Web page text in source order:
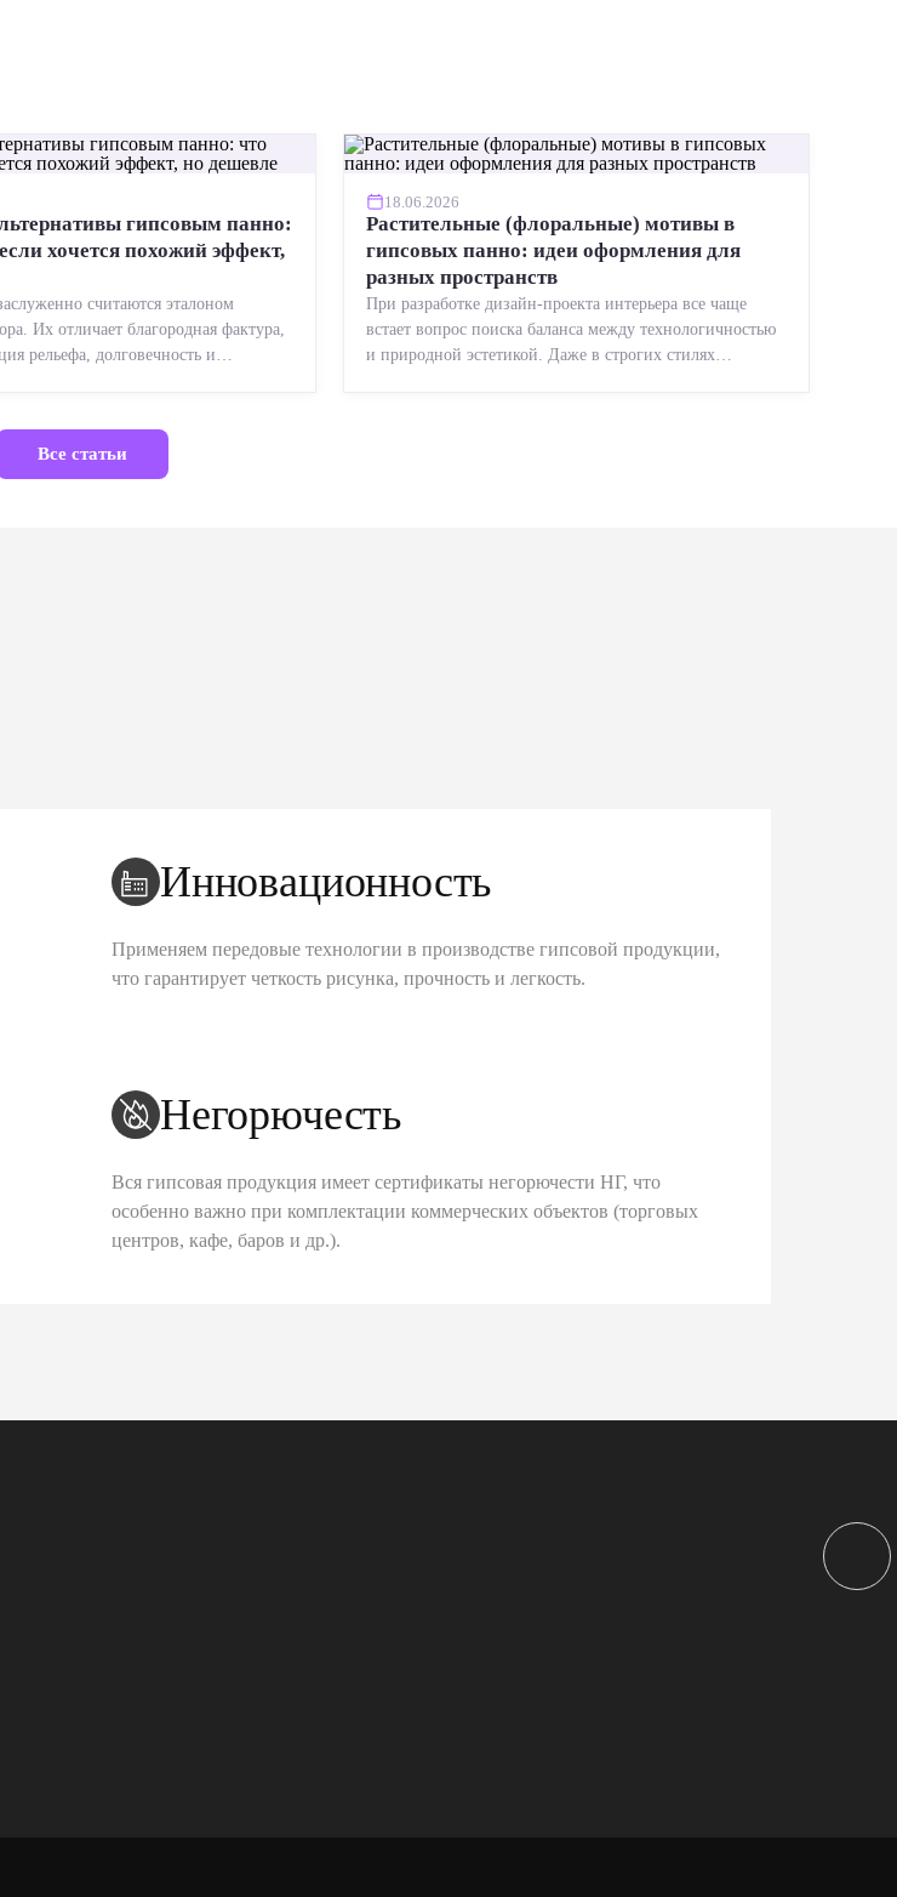
гипсовым панно:
хочется похожий эффект,
считаются эталоном
Их отличает благородная фактура,
рельефа, долговечность и
18.06.2026
Растительные (флоральные) мотивы в
гипсовых панно: идеи оформления для
разных пространств
При разработке дизайн-проекта интерьера все чаще
встает вопрос поиска баланса между технологичностью
и природной эстетикой. Даже в строгих стилях
Все статьи
Инновационность
Применяем передовые технологии в производстве гипсовой продукции,
что гарантирует четкость рисунка, прочность и легкость.
Негорючесть
Вся гипсовая продукция имеет сертификаты негорючести НГ, что
особенно важно при комплектации коммерческих объектов (торговых
центров, кафе, баров и др.).